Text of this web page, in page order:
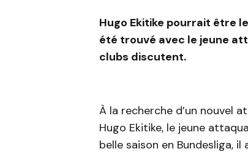
Hugo Ekitike pourrait être
été trouvé avec le jeune
clubs discutent.
À la recherche d’un nouvel
Hugo Ekitike, le jeune
belle saison en Bundesliga,